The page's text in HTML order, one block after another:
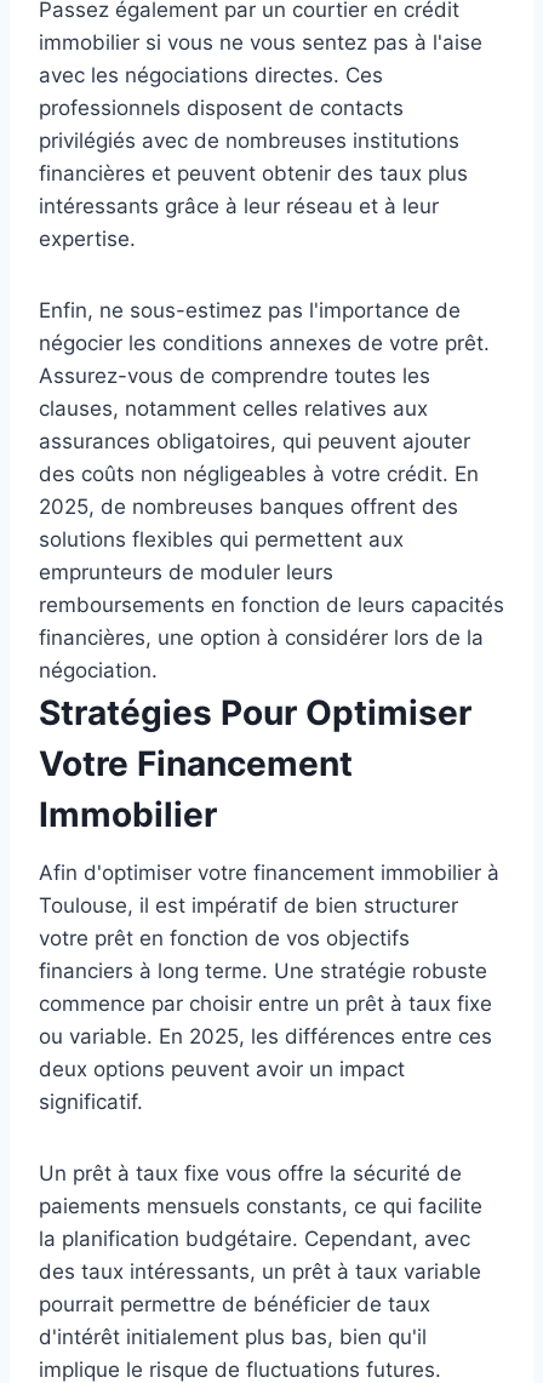
Passez également par un courtier en crédit
immobilier si vous ne vous sentez pas à l'aise
avec les négociations directes. Ces
professionnels disposent de contacts
privilégiés avec de nombreuses institutions
financières et peuvent obtenir des taux plus
intéressants grâce à leur réseau et à leur
expertise.
Enfin, ne sous-estimez pas l'importance de
négocier les conditions annexes de votre prêt.
Assurez-vous de comprendre toutes les
clauses, notamment celles relatives aux
assurances obligatoires, qui peuvent ajouter
des coûts non négligeables à votre crédit. En
2025, de nombreuses banques offrent des
solutions flexibles qui permettent aux
emprunteurs de moduler leurs
remboursements en fonction de leurs capacités
financières, une option à considérer lors de la
négociation.
Stratégies Pour Optimiser
Votre Financement
Immobilier
Afin d'optimiser votre financement immobilier à
Toulouse, il est impératif de bien structurer
votre prêt en fonction de vos objectifs
financiers à long terme. Une stratégie robuste
commence par choisir entre un prêt à taux fixe
ou variable. En 2025, les différences entre ces
deux options peuvent avoir un impact
significatif.
Un prêt à taux fixe vous offre la sécurité de
paiements mensuels constants, ce qui facilite
la planification budgétaire. Cependant, avec
des taux intéressants, un prêt à taux variable
pourrait permettre de bénéficier de taux
d'intérêt initialement plus bas, bien qu'il
implique le risque de fluctuations futures.